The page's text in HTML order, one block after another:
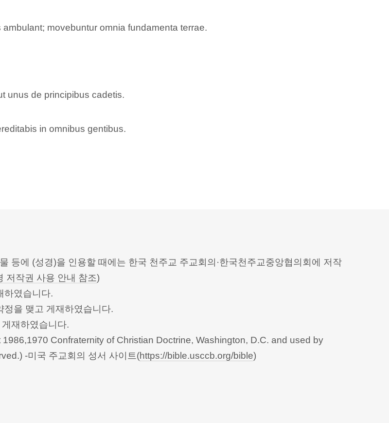
movebuntur omnia fundamenta terrae.
unus de principibus cadetis.
in omnibus gentibus.
등에 (성경)을 인용할 때에는 한국 천주교 주교회의·한국천주교중앙협의회에 저작
저작권 사용 안내 참조)
하였습니다.
정을 맺고 게재하였습니다.
재하였습니다.
Confraternity of Christian Doctrine, Washington, D.C. and used by
-미국 주교회의 성서 사이트(https://bible.usccb.org/bible)